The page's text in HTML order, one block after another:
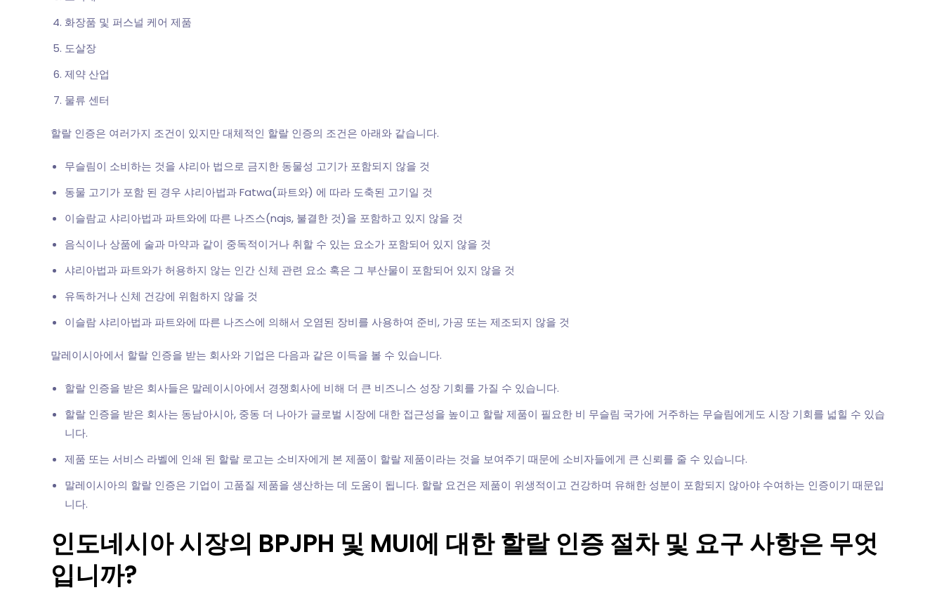
화장품 및 퍼스널 케어 제품
도살장
제약 산업
물류 센터
할랄 인증은 여러가지 조건이 있지만 대체적인 할랄 인증의 조건은 아래와 같습니다.
무슬림이 소비하는 것을 샤리아 법으로 금지한 동물성 고기가 포함되지 않을 것
동물 고기가 포함 된 경우 샤리아법과 Fatwa(파트와) 에 따라 도축된 고기일 것
이슬람교 샤리아법과 파트와에 따른 나즈스(najs, 불결한 것)을 포함하고 있지 않을 것
음식이나 상품에 술과 마약과 같이 중독적이거나 취할 수 있는 요소가 포함되어 있지 않을 것
샤리아법과 파트와가 허용하지 않는 인간 신체 관련 요소 혹은 그 부산물이 포함되어 있지 않을 것
유독하거나 신체 건강에 위험하지 않을 것
이슬람 샤리아법과 파트와에 따른 나즈스에 의해서 오염된 장비를 사용하여 준비, 가공 또는 제조되지 않을 것
말레이시아에서 할랄 인증을 받는 회사와 기업은 다음과 같은 이득을 볼 수 있습니다.
할랄 인증을 받은 회사들은 말레이시아에서 경쟁회사에 비해 더 큰 비즈니스 성장 기회를 가질 수 있습니다.
할랄 인증을 받은 회사는 동남아시아, 중동 더 나아가 글로벌 시장에 대한 접근성을 높이고 할랄 제품이 필요한 비 무슬림 국가에 거주하는 무슬림에게도 시장 기회를 넓힐 수 있습
니다.
제품 또는 서비스 라벨에 인쇄 된 할랄 로고는 소비자에게 본 제품이 할랄 제품이라는 것을 보여주기 때문에 소비자들에게 큰 신뢰를 줄 수 있습니다.
말레이시아의 할랄 인증은 기업이 고품질 제품을 생산하는 데 도움이 됩니다. 할랄 요건은 제품이 위생적이고 건강하며 유해한 성분이 포함되지 않아야 수여하는 인증이기 때문입
니다.
인도네시아 시장의 BPJPH 및 MUI에 대한 할랄 인증 절차 및 요구 사항은 무엇
입니까?